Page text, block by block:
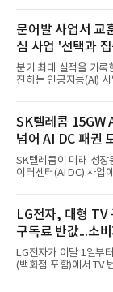
동기 대
이뤄졌다. 이후 2012
의 함정에 실전 배치됐
성능 검증을 위해 홍상
홍상어가 목표 지점에
못하고 물속에서 멈춰
다. 2차 품질확인 사격
얻지 못했다. 완벽한 신
분야를
문어발 사업서 교
심 사업 '선택과
분기 최대 실적을 기록
진하는 인공지능(AI)
라 투자에 나서는 것과
라는 플랫폼 경쟁력을
집중하는 전략이다. 과
겪었던 시행착오를 되
중하겠다는 취지로 풀
오는 올해 2분기 연결
익 2770억원을 기록했
은 4884억
SK텔레콤 15GW
넘어 AI DC 패권
SK텔레콤이 미래 성장
이터센터(AI DC) 사업
는 2035년까지 총
구축하겠다는 대형 청
라 경쟁 구도 역시 이
넘어 네이버, 삼성SDS
고 있다.7일 SK텔레
연결 기준 매출 4조
기록했다. 매출은 전년
LG전자, 대형 TV
구독료 반값...소
LG전자가 이달 1일부
(백화점 포함)에서 TV